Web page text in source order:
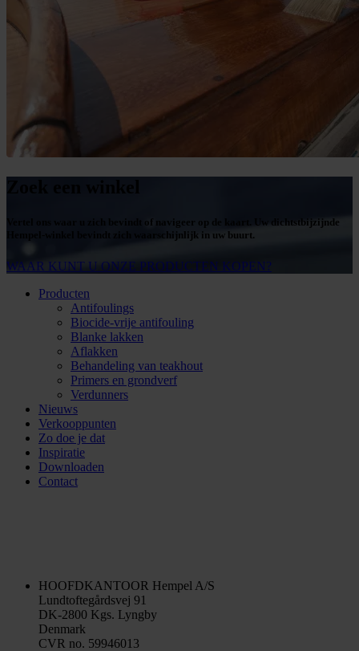
Vertel ons waar u zich bevindt of navigeer op de kaart. Uw dichtstbijzijnde
Hempel-winkel bevindt zich waarschijnlijk in uw buurt.
WAAR KUNT U ONZE PRODUCTEN KOPEN?
Producten
Antifoulings
Biocide-vrije antifouling
Blanke lakken
Aflakken
Behandeling van teakhout
Primers en grondverf
Verdunners
Nieuws
Verkooppunten
Zo doe je dat
Inspiratie
Downloaden
Contact
HOOFDKANTOOR Hempel A/S
Lundtoftegårdsvej 91
DK-2800 Kgs. Lyngby
Denmark
CVR no. 59946013